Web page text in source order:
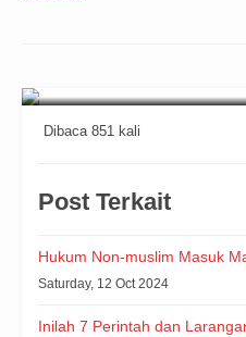
Dibaca 851 kali
Post Terkait
Hukum Non-muslim Masuk
Saturday, 12 Oct 2024
Inilah 7 Perintah dan